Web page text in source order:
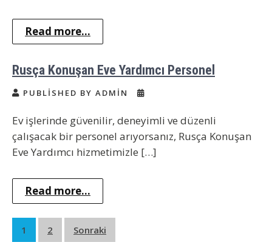
Read more...
Rusça Konuşan Eve Yardımcı Personel
PUBLISHED BY ADMIN
Ev işlerinde güvenilir, deneyimli ve düzenli
çalışacak bir personel arıyorsanız, Rusça Konuşan
Eve Yardımcı hizmetimizle […]
Read more...
Yazı
1 2 Sonraki